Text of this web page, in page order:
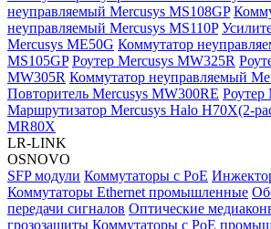
неуправляемый Mercusys MS108GP
неуправляемый Mercusys MS110P
Mercusys ME50G Коммутатор
MS105GP Роутер Mercusys MW325R
MW305R Коммутатор неуправляемый
Повторитель Mercusys MW300RE Роутер
Маршрутизатор Mercusys Halo H70X(2-
MR80X
LR-LINK
OSNOVO
SFP модули Коммутаторы c PoE
Коммутаторы Ethernet промышленные
передачи сигналов Оптические
грозозащиты Коммутаторы с PoE